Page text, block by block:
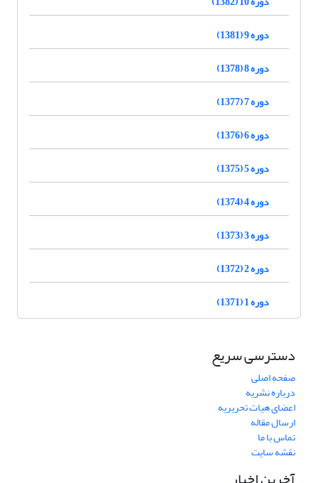
دوره 9 (1381)
دوره 8 (1378)
دوره 7 (1377)
دوره 6 (1376)
دوره 5 (1375)
دوره 4 (1374)
دوره 3 (1373)
دوره 2 (1372)
دوره 1 (1371)
دسترسی سریع
صفحه اصلی
درباره نشریه
اعضای هیات تحریریه
ارسال مقاله
تماس با ما
نقشه سایت